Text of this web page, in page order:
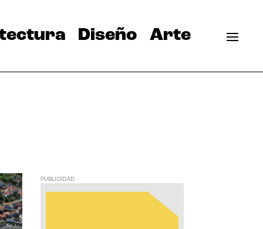
Diseño Arte
PUBLICIDAD